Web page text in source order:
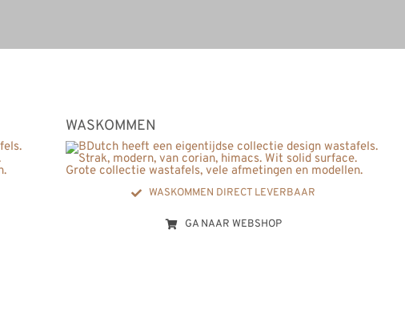
WASKOMMEN
WASKOMMEN DIRECT LEVERBAAR
GA NAAR WEBSHOP